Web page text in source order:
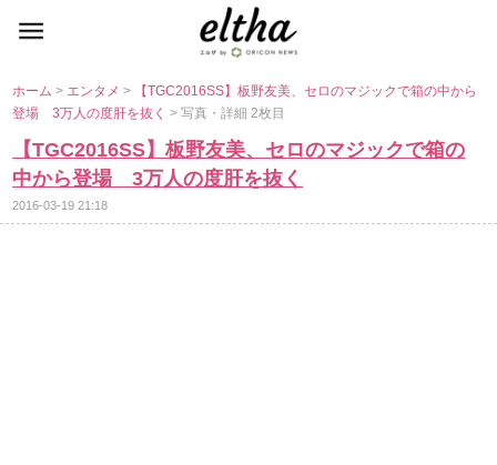
ホーム> エンタメ>
【TGC2016SS】板野友美、セロのマジックで箱の中から
登場 3万人の度肝を抜く> 写真・詳細 2枚目
【TGC2016SS】板野友美、セロのマジックで箱の
中から登場 3万人の度肝を抜く
2016-03-19 21:18